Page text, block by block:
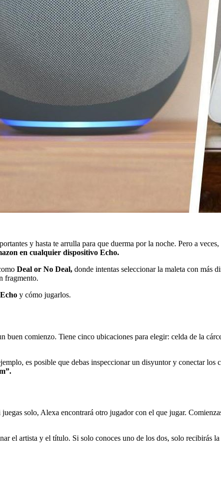
y hasta te arrulla para que duerma por la noche. Pero a
en cualquier dispositivo Echo.
Deal or No Deal, donde intentas seleccionar la maleta con más
fragmento.
y cómo jugarlos.
buen comienzo. Tiene cinco ubicaciones para elegir: celda de la
es posible que debas inspeccionar un disyuntor y conectar los
solo, Alexa encontrará otro jugador con el que jugar.
el artista y el título. Si solo conoces uno de los dos, solo recibirás